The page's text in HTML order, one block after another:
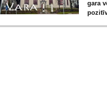
gara